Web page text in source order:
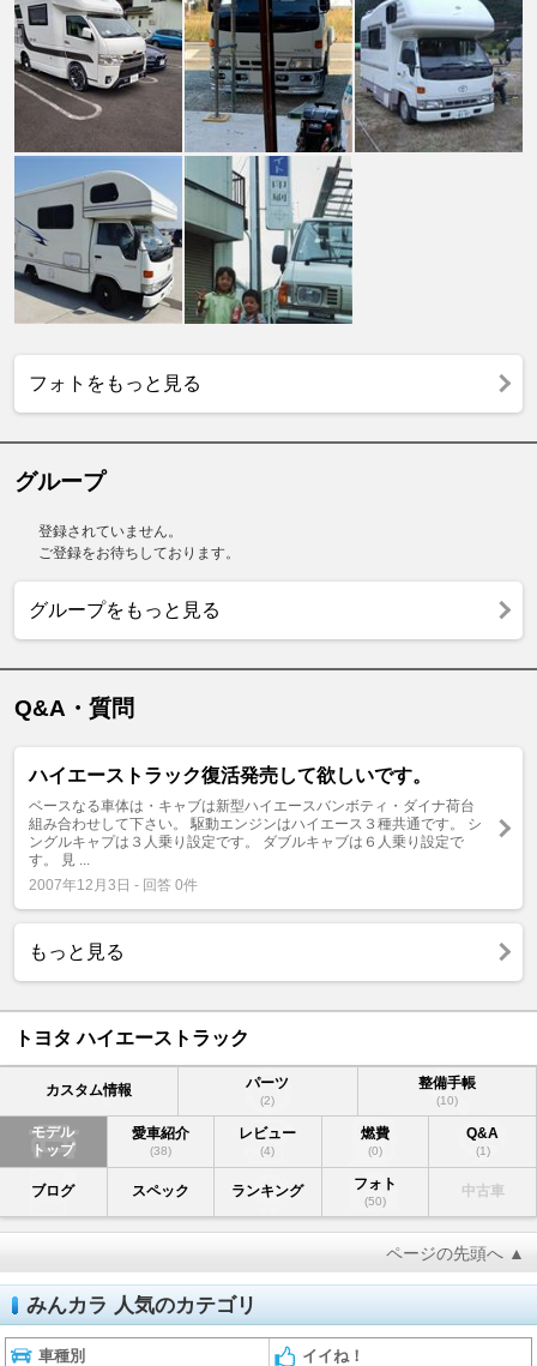
フォトをもっと見る
グループ
登録されていません。
ご登録をお待ちしております。
グループをもっと見る
Q&A・質問
ハイエーストラック復活発売して欲しいです。
ベースなる車体は・キャブは新型ハイエースバンボティ・ダイナ荷台
組み合わせして下さい。 駆動エンジンはハイエース３種共通です。 シ
ングルキャプは３人乗り設定です。 ダブルキャブは６人乗り設定で
す。 見 ...
2007年12月3日 - 回答 0件
もっと見る
トヨタ ハイエーストラック
カスタム情報 パーツ
(2)
整備手帳
(10)
モデル
トップ
愛車紹介
(38)
レビュー
(4)
燃費
(0)
Q&A
(1)
ブログ スペック ランキング フォト
(50)
中古車
ページの先頭へ ▲
みんカラ 人気のカテゴリ
車種別 イイね！